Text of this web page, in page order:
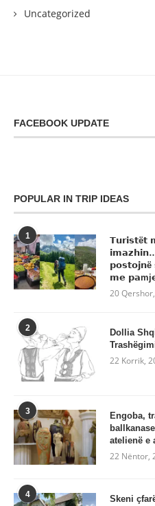
Uncategorized
FACEBOOK UPDATE
POPULAR IN TRIP IDEAS
1
𝗧𝘂𝗿𝗶𝘀𝘁ë𝘁
𝗺𝗲
20
2
Dollia
22 Korrik,
3
Engoba,
atelienë e
22 Nëntor,
4 Skeni